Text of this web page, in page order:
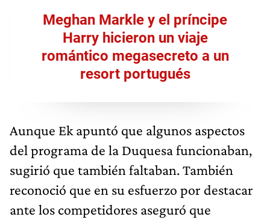
Meghan Markle y el príncipe
Harry hicieron un viaje
romántico megasecreto a un
resort portugués
Aunque Ek apuntó que algunos aspectos
del programa de la Duquesa funcionaban,
sugirió que también faltaban. También
reconoció que en su esfuerzo por destacar
ante los competidores aseguró que